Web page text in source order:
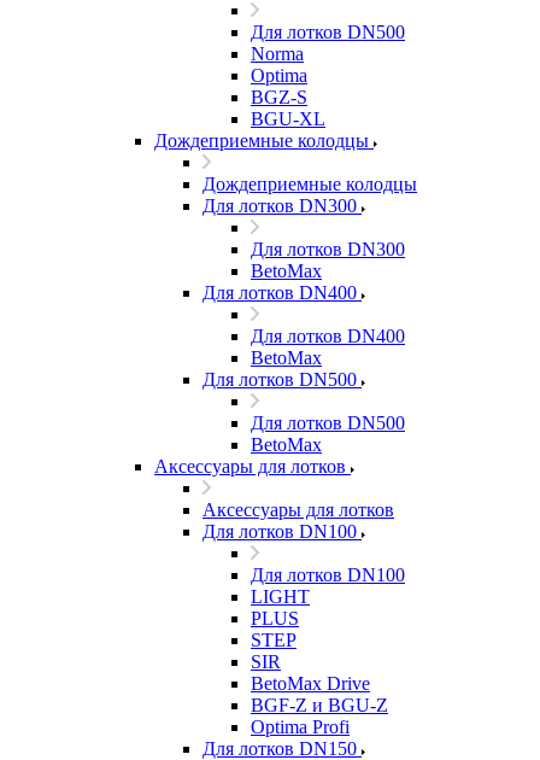
Для лотков DN500
Norma
Optima
BGZ-S
BGU-XL
Дождеприемные колодцы
Дождеприемные колодцы
Для лотков DN300
Для лотков DN300
BetoMax
Для лотков DN400
Для лотков DN400
BetoMax
Для лотков DN500
Для лотков DN500
BetoMax
Аксессуары для лотков
Аксессуары для лотков
Для лотков DN100
Для лотков DN100
LIGHT
PLUS
STEP
SIR
BetoMax Drive
BGF-Z и BGU-Z
Optima Profi
Для лотков DN150